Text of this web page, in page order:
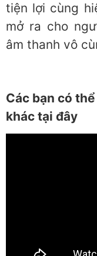
tiện lợi cùng
mở ra cho
âm thanh vô
Các bạn có
khác tại đây